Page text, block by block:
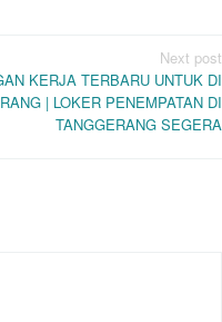
Next post
KERJA TERBARU UNTUK DI
| LOKER PENEMPATAN DI
TANGGERANG SEGERA